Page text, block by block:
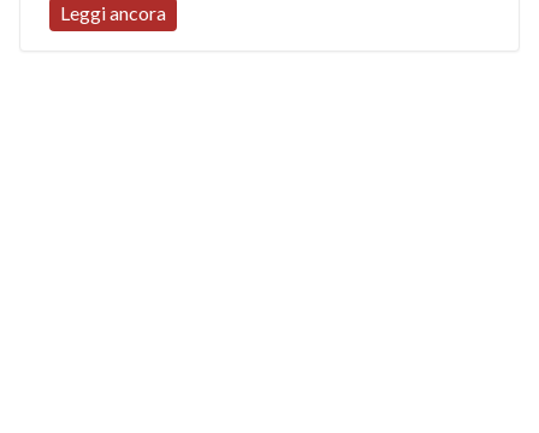
Leggi ancora